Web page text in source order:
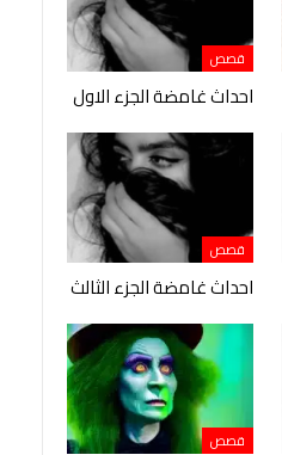
قصص
احداث غامضة الجزء الاول
قصص
احداث غامضة الجزء الثالث
قصص